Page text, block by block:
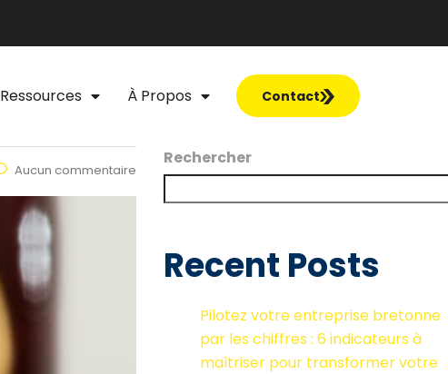
Ressources À Propos Contact
Aucun commentaire
Rechercher
Recent Posts
Pilotez votre entreprise bretonne
par les chiffres : 6 indicateurs à
maîtriser pour transformer votre